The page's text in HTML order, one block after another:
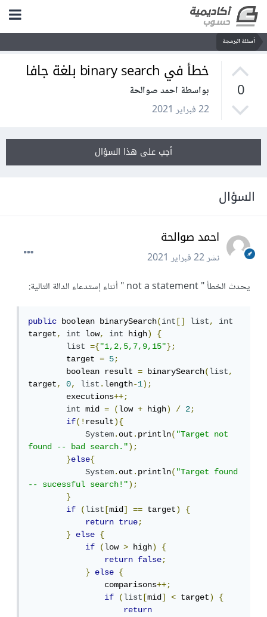
أسئلة البرمجة
0
خطأ في binary search بلغة جافا
بواسطة احمد صوالحة
22 فبراير 2021
أجب على هذا السؤال
السؤال
احمد صوالحة
نشر22 فبراير 2021
يحدث الخطأ " not a statement " أثناء إستدعاء الدالة التالية:
public boolean binarySearch(int [] list,
int
target, int low, int high)
{
list
={"1,2,5,7,9,15"};
        target
= 5;
        boolean result
= binarySearch(list,
target, 0, list.length-1);
        executions
++;
int mid = (low + high) / 2;
if(!result){
System.out.println("Target not
found -- bad search.");
}else{
System.out.println("Target found
-- sucessful search!");
}
if
(list [mid] == target)
{
return
true;
}
else
{
if
(low > high)
{
return
false;
}
else
{
                comparisons
++;
if
(list [mid] < target)
{
return